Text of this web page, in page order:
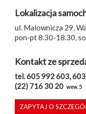
Lokalizacja
ul. Malownicza 29,
pon-pt 8.30-18.30,
Kontakt ze
tel. 605 992 603,
(22) 716 30 20 wew. 5
ZAPYTAJ O